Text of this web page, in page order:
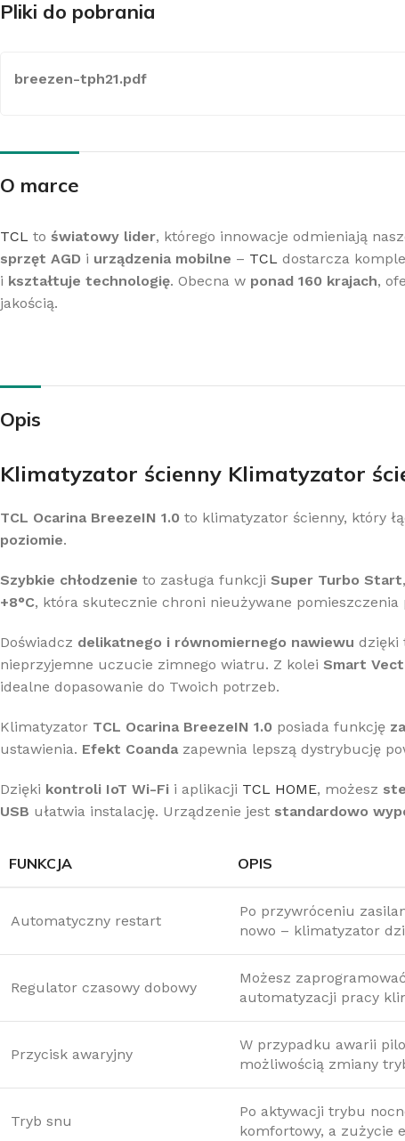
Pliki do pobrania
breezen-tph21.pdf
O marce
TCL to światowy lider, którego innowacje odmieniają
sprzęt AGD i urządzenia mobilne – TCL dostarcza
i kształtuje technologię. Obecna w ponad 160 krajach,
jakością.
Opis
Klimatyzator ścienny Klimatyzator
TCL Ocarina BreezeIN 1.0 to klimatyzator ścienny, który
poziomie.
Szybkie chłodzenie to zasługa funkcji Super Turbo Start
+8°C, która skutecznie chroni nieużywane pomieszczenia
Doświadcz delikatnego i równomiernego nawiewu dzięki
nieprzyjemne uczucie zimnego wiatru. Z kolei Smart
idealne dopasowanie do Twoich potrzeb.
Klimatyzator TCL Ocarina BreezeIN 1.0 posiada funkcję
ustawienia. Efekt Coanda zapewnia lepszą dystrybucję
Dzięki kontroli IoT Wi-Fi i aplikacji TCL HOME, możesz
USB ułatwia instalację. Urządzenie jest standardowo
FUNKCJA OPIS
Automatyczny restart
Po przywróceniu
nowo – klimatyzator
Regulator czasowy dobowy
Możesz
automatyzacji pracy
Przycisk awaryjny
W przypadku awarii
możliwością zmiany
Tryb snu
Po aktywacji trybu
komfortowy, a zużycie